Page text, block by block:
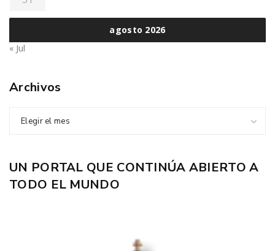
agosto 2026
« Jul
Archivos
Elegir el mes
UN PORTAL QUE CONTINÚA ABIERTO A
TODO EL MUNDO